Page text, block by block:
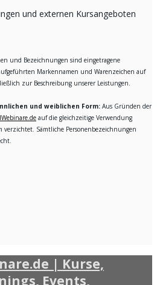
und externen Kursangeboten
und Bezeichnungen sind eingetragene
Markennamen und Warenzeichen auf
zur Beschreibung unserer Leistungen.
und weiblichen Form: Aus Gründen der
auf die gleichzeitige Verwendung
Sämtliche Personenbezeichnungen